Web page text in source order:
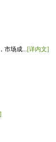
市场成...[详内文]